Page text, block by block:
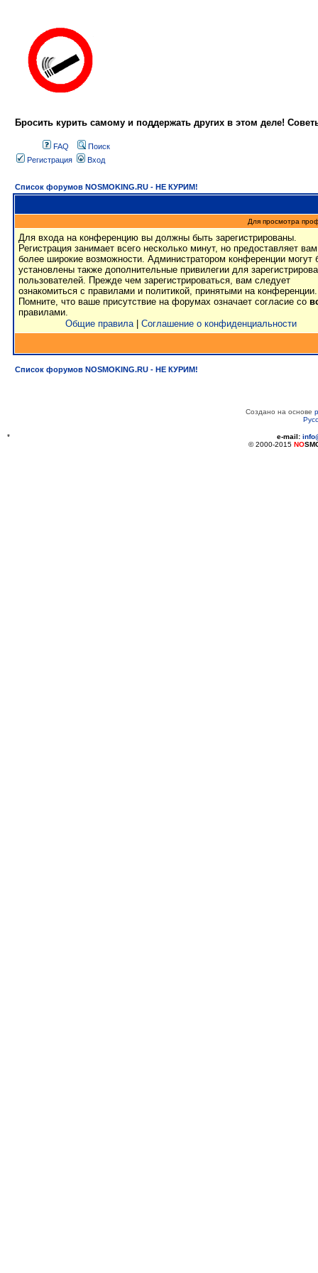
Бросить курить самому и поддержать других в этом деле!
FAQ
Поиск
Регистрация
Вход
Список форумов NOSMOKING.RU - НЕ КУРИМ!
Для просмотра
Для входа на конференцию вы должны быть зарегистрированы.
Регистрация занимает всего несколько минут, но предоставляет вам
более широкие возможности. Администратором конференции могут
установлены также дополнительные привилегии для
пользователей. Прежде чем зарегистрироваться, вам следует
ознакомиться с правилами и политикой, принятыми на конференции.
Помните, что ваше присутствие на форумах означает согласие со
правилами.
Общие правила| Соглашение о конфиденциальности
Список форумов NOSMOKING.RU - НЕ КУРИМ!
Создано на основе
* e-mail:
© 2000-2015 NO